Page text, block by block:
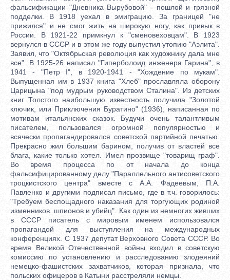
фальсификации "Дневника Вырубовой" - пошлой и грязной
подделки. В 1918 уехал в эмиграцию. За границей "не
прижился" и не смог жить на широкую ногу, как привык в
России. В 1921-22 примкнул к "сменовеховцам". В 1923
вернулся в СССР и в этом же году выпустил утопию "Аэлита".
Заявил, что "Октябрьская революция как художнику дала мне
все". В 1925-26 написал "Гиперболоид инженера Гарина", в
1941 - "Петр I", в 1920-1941 - "Хождение по мукам".
Выпущенная им в 1937 книга "Хлеб" прославляла оборону
Царицына "под мудрым руководством Сталина". Из детских
книг Толстого наибольшую известность получила "Золотой
ключик, или Приключения Буратино" (1936), написанная по
мотивам итальянских сказок. Будучи очень талантливым
писателем, пользовался огромной популярностью и
всячески пропагандировался советской партийной печатью.
Прекрасно жил большим барином, получив от властей все
блага, какие только хотел. Имел прозвище "товарищ граф".
Во время процесса по от начала до конца
фальсифицированному делу "Параллельного антисоветского
троцкистского центра" вместе с А.А. Фадеевым, П.А.
Павленко и другими подписал письмо, где в т.ч. говорилось:
"Требуем беспощадного наказания для торгующих родиной
изменников. шпионов и убийц". Как один из немногих живших
в СССР писатель с мировым именем использовался
пропагандой для выступления на международных
конференциях. С 1937 депутат Верховного Совета СССР. Во
время Великой Отечественной войны входил в советскую
комиссию по установлению и расследованию злодеяний
немецко-фашистских захватчиков, которая признала, что
польских офицеров в Катыни расстреляли немцы.